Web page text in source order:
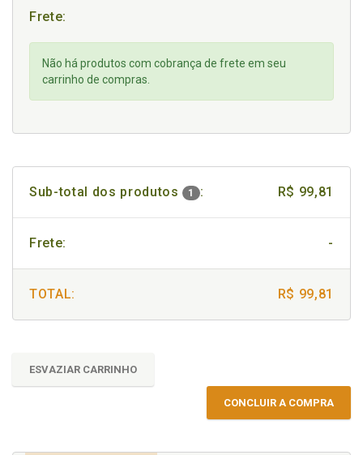
Frete:
Não há produtos com cobrança de frete em seu
carrinho de compras.
Sub-total dos produtos 1 : R$ 99,81
Frete: -
TOTAL: R$ 99,81
ESVAZIAR CARRINHO
CONCLUIR A COMPRA